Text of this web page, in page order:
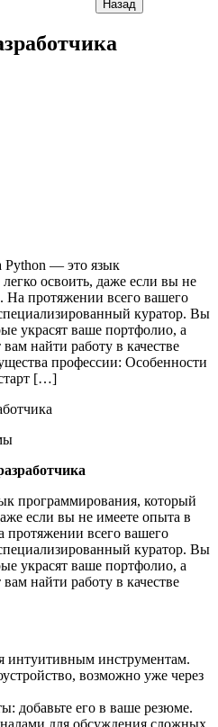
Назад
Python — это язык
освоить, даже если вы не
На протяжении всего вашего
куратор. Вы
украсят ваше портфолио, а
найти работу в качестве
профессии: Особенности
[…]
программирования, который
если вы не имеете опыта в
протяжении всего вашего
куратор. Вы
украсят ваше портфолио, а
найти работу в качестве
интуитивным инструментам.
возможно уже через
добавьте его в ваше резюме.
для обсуждения сложных